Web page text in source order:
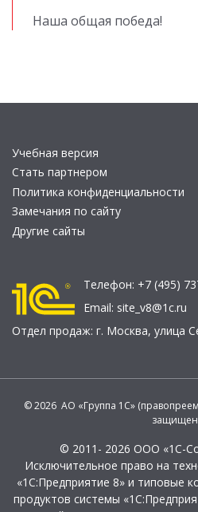
Наша общая победа!
Учебная версия
Стать партнером
Политика конфиденциальности
Замечания по сайту
Другие сайты
Телефон: +7 (495)
Email: site_v8@1c.ru
Отдел продаж: г. Москва, улица
© 2026 АО «Группа 1С»
© 2011- 2026 ООО «1С-
Исключительное право на
«1С:Предприятие 8» и типовые
продуктов системы